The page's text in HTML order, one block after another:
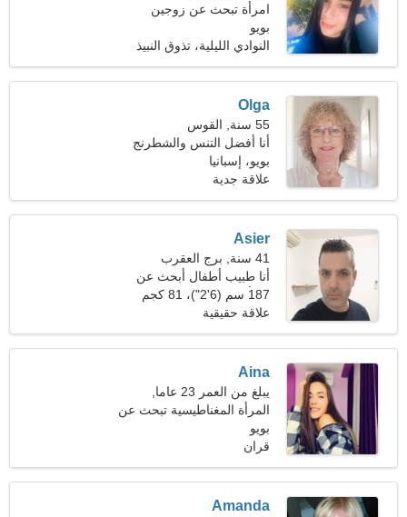
امرأة تبحث عن زوجين
بويو
النوادي الليلية، تذوق النبيذ
Olga
55 سنة, القوس
أنا أفضل التنس والشطرنج
بويو، إسبانيا
علاقة جدية
Asier
41 سنة, برج العقرب
أنا طبيب أطفال أبحث عن
امرأة نحيلة
187 سم (6'2")، 81 كجم
(178 رطلا)
علاقة حقيقية
Aina
يبلغ من العمر 23 عاما,
الميزان
المرأة المغناطيسية تبحث عن
رجل
بويو
قران
Amanda